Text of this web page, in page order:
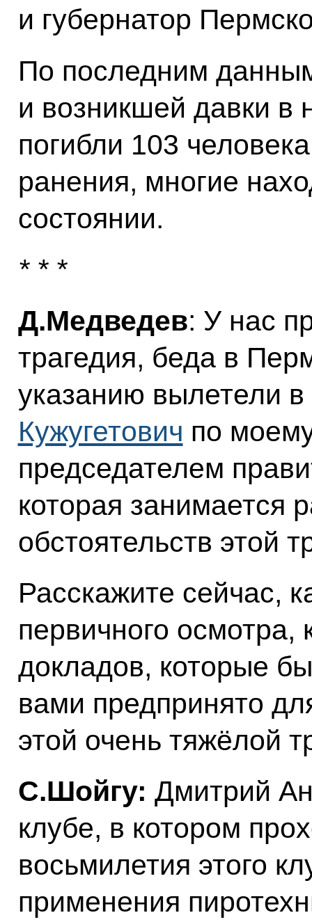
и губернатор
По последним
и возникшей давки в
погибли 103
ранения, многие
состоянии.
* * *
Д.Медведев: У нас
трагедия, беда в
указанию вылетели
Кужугетович по
председателем
которая занимается
обстоятельств этой
Расскажите сейчас,
первичного осмотра,
докладов, которые
вами предпринято
этой очень тяжёлой
С.Шойгу: Дмитрий
клубе, в котором
восьмилетия этого
применения